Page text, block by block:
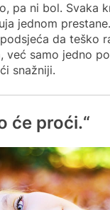
pa ni bol. Svaka
jednom prestane.
da teško
već samo jedno
snažniji.
će proći.“